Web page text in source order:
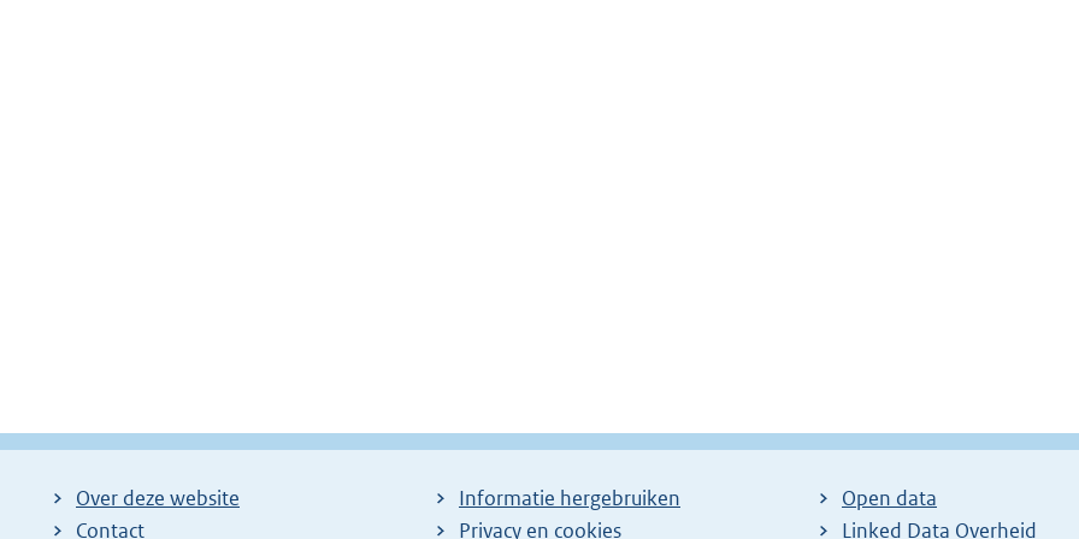
Over deze website
Contact
Informatie hergebruiken
Privacy en cookies
Open data
Linked Data Overheid